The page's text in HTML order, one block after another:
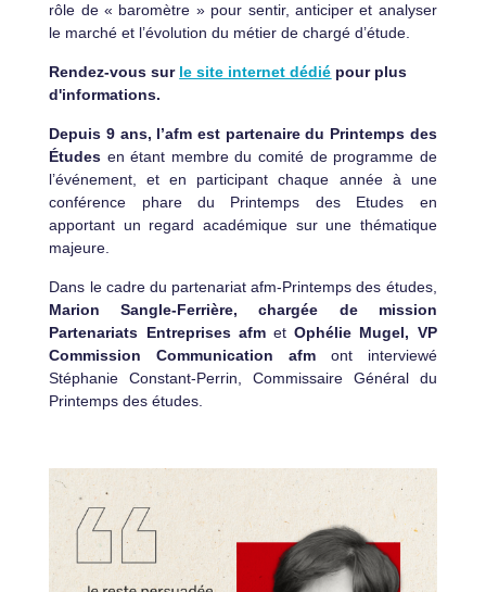
rôle de « baromètre » pour sentir, anticiper et analyser
le marché et l’évolution du métier de chargé d’étude.
Rendez-vous sur le site internet dédié pour plus
d'informations.
Depuis 9 ans, l’afm est partenaire du Printemps des
Études en étant membre du comité de programme de
l’événement, et en participant chaque année à une
conférence phare du Printemps des Etudes en
apportant un regard académique sur une thématique
majeure.
Dans le cadre du partenariat afm-Printemps des études,
Marion Sangle-Ferrière, chargée de mission
Partenariats Entreprises afm etOphélie Mugel, VP
Commission Communication afm ont interviewé
Stéphanie Constant-Perrin, Commissaire Général du
Printemps des études.